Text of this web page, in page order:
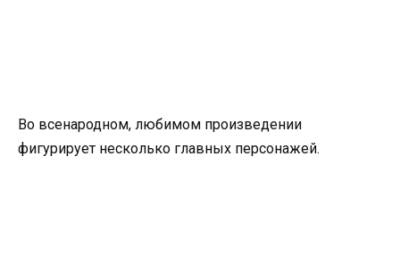
Во всенародном, любимом произведении
фигурирует несколько главных персонажей.